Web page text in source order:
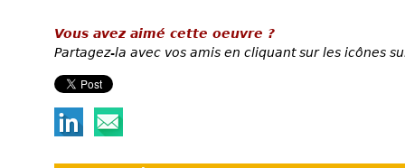
Vous avez aimé cette oeuvre ?
Partagez-la avec vos amis en cliquant sur les icônes